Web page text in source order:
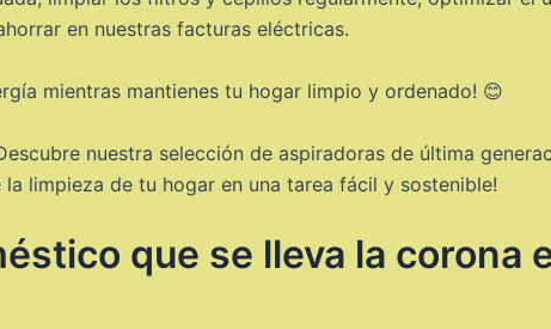
en nuestras facturas eléctricas.
mientras mantienes tu hogar limpio y ordenado! 😊
nuestra selección de aspiradoras de última
limpieza de tu hogar en una tarea fácil y sostenible!
que se lleva la corona